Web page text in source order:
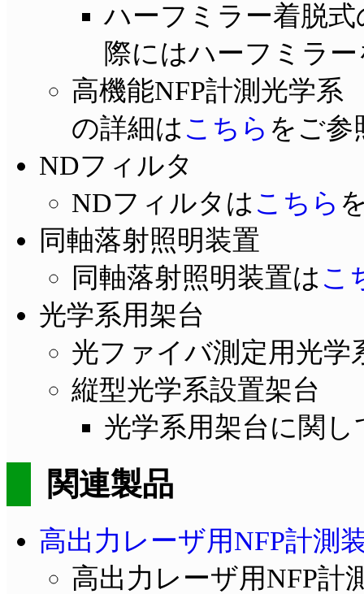
ハーフミラー着脱
際にはハーフミラ
高機能NFP計測光学系
の詳細は こちら をご参
NDフィルタ
NDフィルタは こちら
同軸落射照明装置
同軸落射照明装置は こ
光学系用架台
光ファイバ測定用光学
縦型光学系設置架台
光学系用架台に関し
関連製品
高出力レーザ用NFP計測
高出力レーザ用NFP計